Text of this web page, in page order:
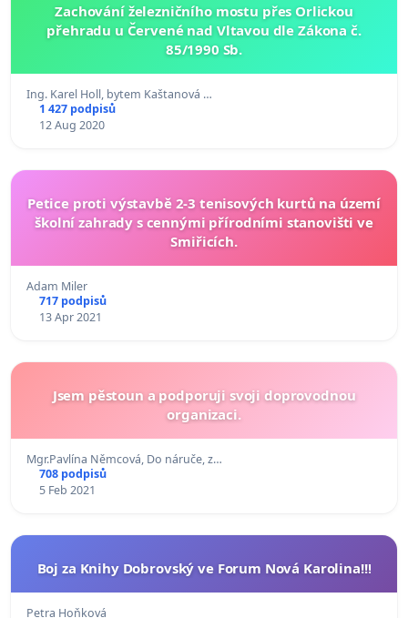
Zachování železničního mostu přes Orlickou
přehradu u Červené nad Vltavou dle Zákona č.
85/1990 Sb.
Ing. Karel Holl, bytem Kaštanová …
1 427 podpisů
12 Aug 2020
Petice proti výstavbě 2-3 tenisových kurtů na území
školní zahrady s cennými přírodními stanovišti ve
Smiřicích.
Adam Miler
717 podpisů
13 Apr 2021
Jsem pěstoun a podporuji svoji doprovodnou
organizaci.
Mgr.Pavlína Němcová, Do náruče, z…
708 podpisů
5 Feb 2021
Boj za Knihy Dobrovský ve Forum Nová Karolina!!!
Petra Hoňková